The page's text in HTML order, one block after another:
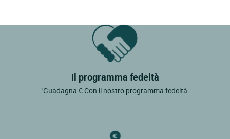
Il programma fedeltà
"Guadagna € Con il nostro programma fedeltà.